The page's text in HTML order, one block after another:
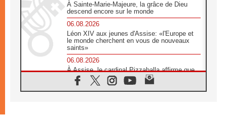
À Sainte-Marie-Majeure, la grâce de Dieu
descend encore sur le monde
06.08.2026
Léon XIV aux jeunes d'Assise: «l'Europe et
le monde cherchent en vous de nouveaux
saints»
06.08.2026
À Assise, le cardinal Pizzaballa affirme que
«les chrétiens veulent la paix»
06.08.2026